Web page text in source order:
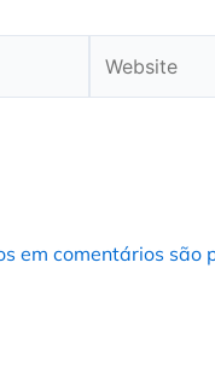
em comentários são